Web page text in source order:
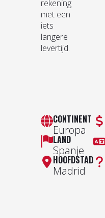
rekening
met een
iets
langere
levertijd.
CONTINENT
Europa
LAND
Spanje
HOOFDSTAD
Madrid